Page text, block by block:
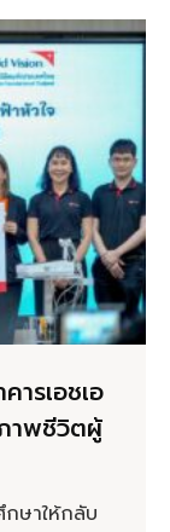
รเอชเอ
าพชีวิตผู้
กษาให้กลับ